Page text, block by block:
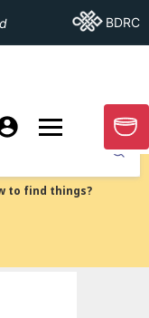
Go ToBDRC
PAGES
GO
Submit
to find things?